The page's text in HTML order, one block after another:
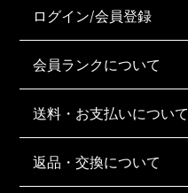
ログイン/会員登録
会員ランクについて
送料・お支払いについて
返品・交換について